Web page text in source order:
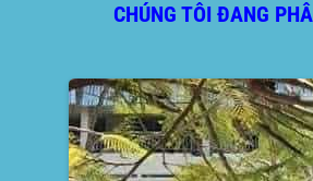
CHÚNG TÔI ĐANG